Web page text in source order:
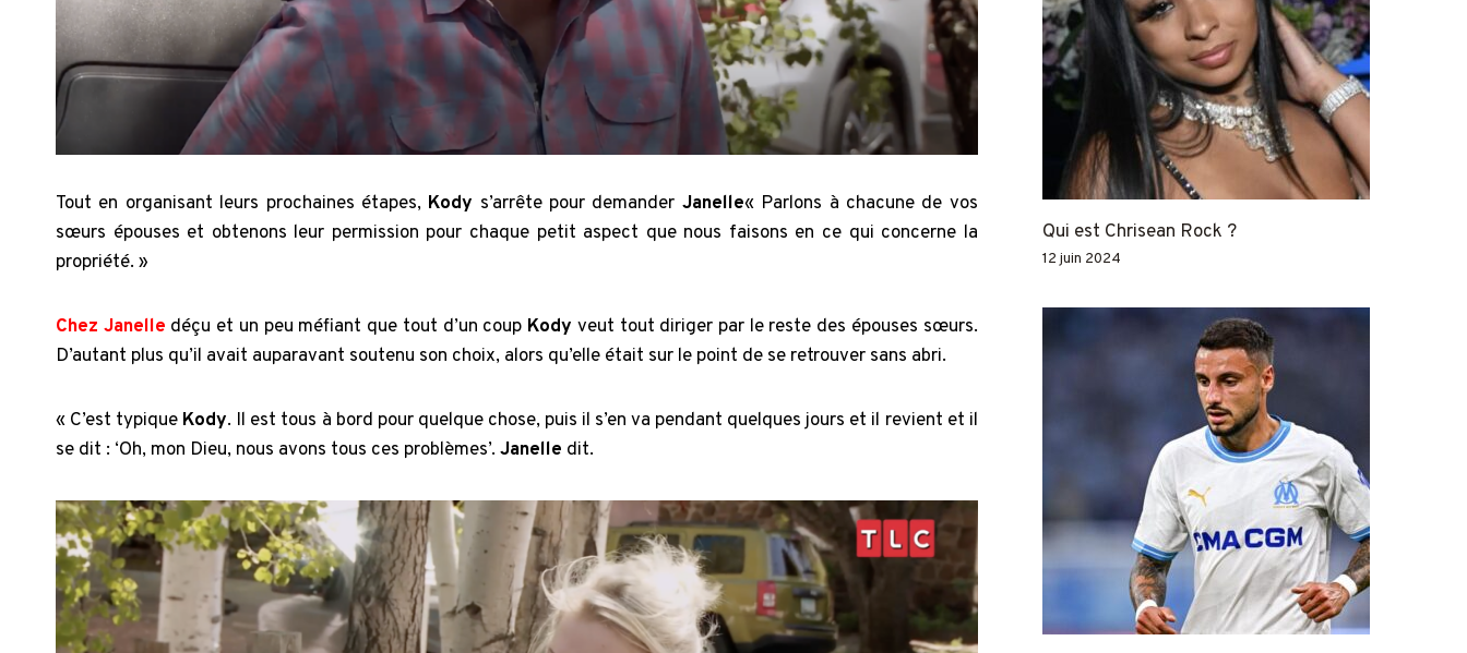
Tout en organisant leurs prochaines étapes, Kody s’arrête pour demander Janelle« Parlons à chacune de vos
sœurs épouses et obtenons leur permission pour chaque petit aspect que nous faisons en ce qui concerne la
propriété. »
Chez Janelle déçu et un peu méfiant que tout d’un coup Kody veut tout diriger par le reste des épouses sœurs.
D’autant plus qu’il avait auparavant soutenu son choix, alors qu’elle était sur le point de se retrouver sans abri.
« C’est typique Kody. Il est tous à bord pour quelque chose, puis il s’en va pendant quelques jours et il revient et il
se dit : ‘Oh, mon Dieu, nous avons tous ces problèmes’. Janelle dit.
Qui est Chrisean Rock ?
12 juin 2024